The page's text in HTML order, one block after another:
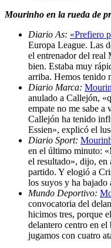
Mourinho en la rueda de
Diario As: «Prefiero
Europa League. Las
el entrenador del real
bien. Estaba muy
arriba. Hemos tenido
Diario Marca:
anulado a Callejón,
empate no me sabe
Callejón ha tenido
Essien», explicó el
Diario Sport:
en el último minuto:
el resultado», dijo, en
partido. Y elogió a
los suyos y ha
Mundo Deportivo:
convocatoria del
hicimos tres, porque
delantero centro en
jugamos con cuatro